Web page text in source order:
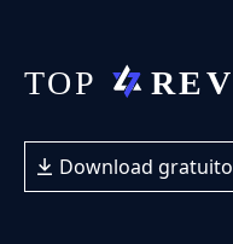
Download gratuito